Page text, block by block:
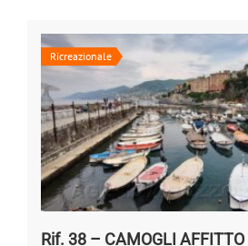
Ricreazionale
Rif. 38 – CAMOGLI AFFITTO